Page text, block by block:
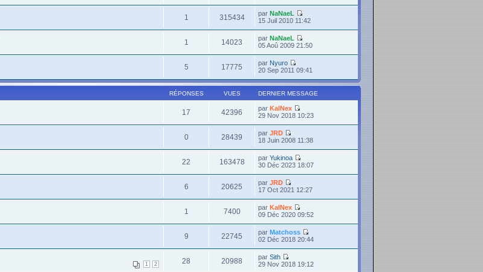
1 315434 par NaNaeL
15 Juil 2010 11:42
1 14023 par NaNaeL
05 Aoû 2009 21:50
5 17775 par Nyuro
20 Sep 2011 09:41
RÉPONSES VUES DERNIER MESSAGE
17 42396 par KalNex
29 Nov 2018 10:23
0 28439 par JRD
18 Juin 2008 11:38
22 163478 par Yukinoa
30 Déc 2023 18:07
6 20625 par JRD
17 Oct 2021 12:27
1 7400 par KalNex
09 Déc 2020 09:52
9 22745 par Matchoss
02 Déc 2018 20:44
1 2 28 20988 par Sith
29 Nov 2018 19:12